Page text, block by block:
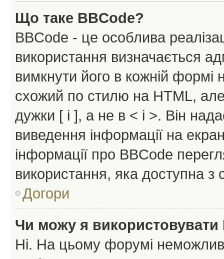
Що таке BBCode?
BBCode - це особлива
використання визначається
вимкнути його в кожній
схожий по стилю на HTML, але
дужки [ і ], а не в < і >. Він
виведення інформації на
інформації про BBCode
використання, яка доступна з
Догори
Чи можу я використовувати
Ні. На цьому форумі